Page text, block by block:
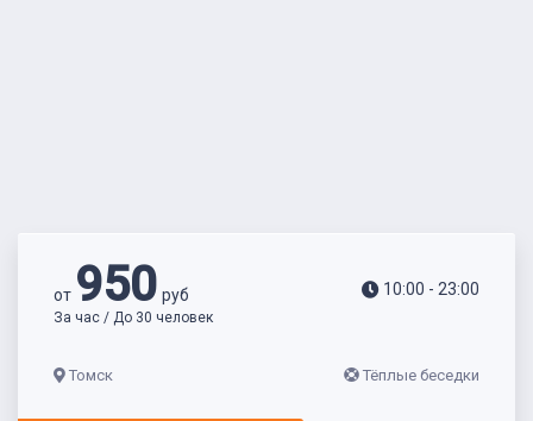
от 950руб
За час / До 30 человек
10:00 - 23:00
Томск Тёплые беседки